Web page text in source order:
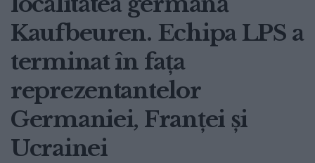
Kaufbeuren. Echipa LPS a
terminat în fața
reprezentantelor
Germaniei, Franței și
Ucrainei